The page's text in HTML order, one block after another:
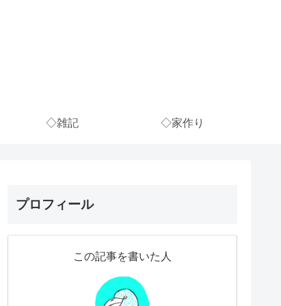
◇雑記 ◇家作り
プロフィール
この記事を書いた人